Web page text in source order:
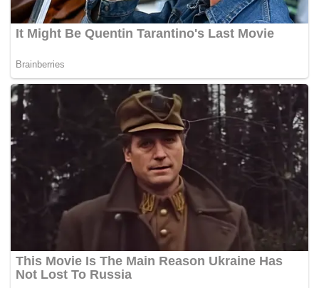
Tags: denda peniaga